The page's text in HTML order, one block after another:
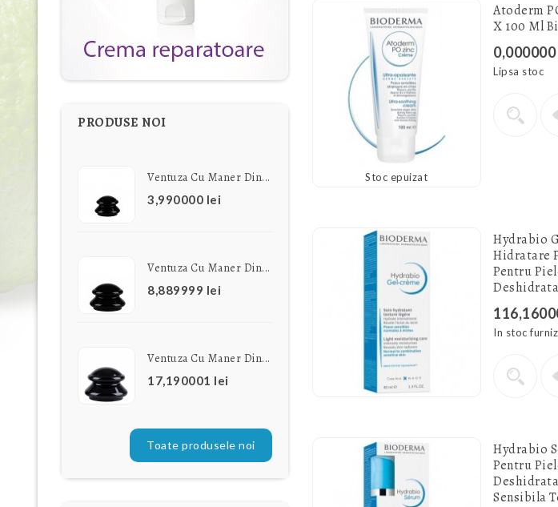
PRODUSE NOI
Ventuza Cu Maner Din...
3,990000 lei
Ventuza Cu Maner Din...
8,889999 lei
Ventuza Cu Maner Din...
17,190001 lei
Toate produsele noi
Stoc epuizat
Atoderm
X 100 Ml
Lipsa stoc
Hydrabio
Hidratare
Pentru
In stoc
Hydrabio
Pentru
Sensibila